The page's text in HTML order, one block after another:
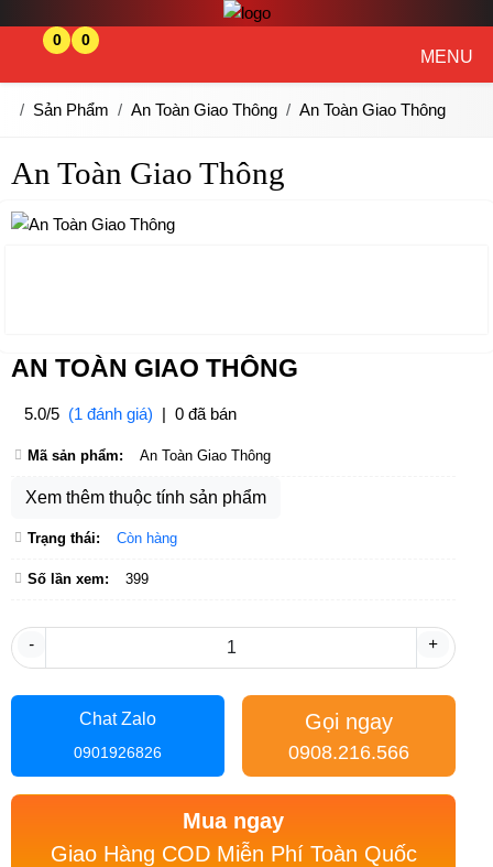
0 0
MENU
Sản Phẩm An Toàn Giao Thông An Toàn Giao Thông
An Toàn Giao Thông
AN TOÀN GIAO THÔNG
5.0/5 (1 đánh giá) | 0 đã bán
Mã sản phẩm: An Toàn Giao Thông
Xem thêm thuộc tính sản phẩm
Trạng thái: Còn hàng
Số lần xem: 399
- +
Chat Zalo
0901926826
Gọi ngay
0908.216.566
Mua ngay
Giao Hàng COD Miễn Phí Toàn Quốc